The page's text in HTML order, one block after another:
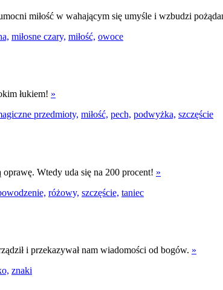
miłość w wahającym się umyśle i wzbudzi
miłosne czary, miłość, owoce
łukiem! »
przedmioty, miłość, pech, podwyżka, szczęście
Wtedy uda się na 200 procent! »
różowy, szczęście, taniec
i przekazywał nam wiadomości od bogów. »
znaki